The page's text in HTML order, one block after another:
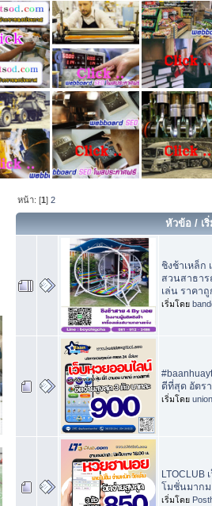
หน้า: [1]2
หัวข้อ / เ
ชิงช้าเหล็ก
สวนสาธาร
เล่น ราคาถู
เริ่มโดย
ดีที่สุด อัตร
เริ่มโดย
LTOCLUB
โมชั่นมาก
เริ่มโดย